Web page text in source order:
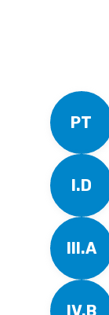
PT
I.D
III.A
IV.B